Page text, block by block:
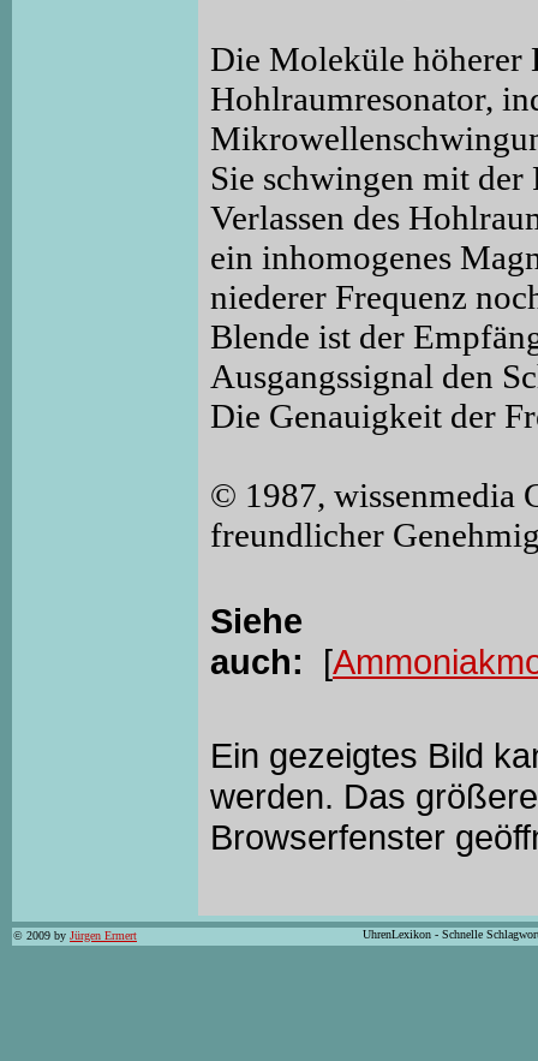
Die Moleküle höherer
Hohlraumresonator,
Sie schwingen mit
Verlassen des
ein inhomogenes
niederer Frequenz
Blende ist der
Ausgangssignal den
Die Genauigkeit der
© 1987, wissenmedia
freundlicher
Siehe
auch: [
Ein gezeigtes Bild
werden. Das
Browserfenster
© 2009 by Jürgen Ermert UhrenLexikon - Schnelle